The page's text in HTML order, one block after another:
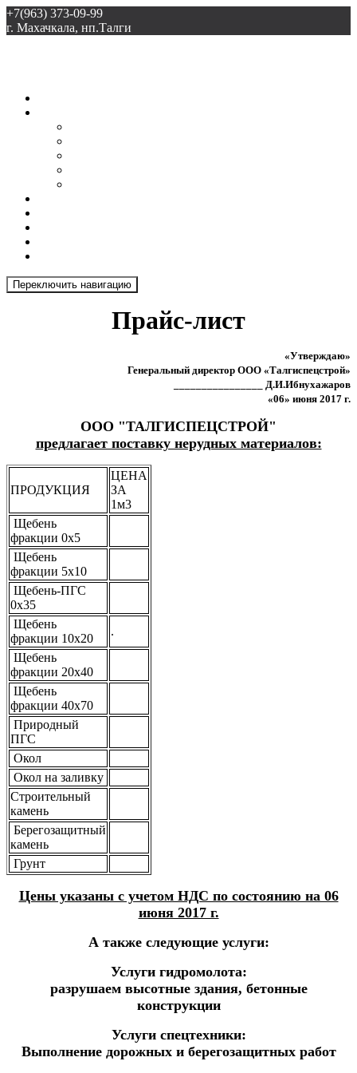
+7(963) 373-09-99
г. Махачкала, нп.Талги
Переключить навигацию
Прайс-лист
«Утверждаю»
Генеральный директор ООО «Талгиспецстрой»
________________ Д.И.Ибнухажаров
«06» июня 2017 г.
ООО "ТАЛГИСПЕЦСТРОЙ"
предлагает поставку нерудных материалов:
ПРОДУКЦИЯ
ЦЕНА
ЗА
1м3
Щебень
фракции 0х5
Щебень
фракции 5х10
Щебень-ПГС
0х35
Щебень
фракции 10х20
.
Щебень
фракции 20х40
Щебень
фракции 40х70
Природный
ПГС
Окол
Окол на заливку
Строительный
камень
Берегозащитный
камень
Грунт
Цены указаны с учетом НДС по состоянию на 06
июня 2017 г.
А также следующие услуги:
Услуги гидромолота:
разрушаем высотные здания, бетонные
конструкции
Услуги спецтехники:
Выполнение дорожных и берегозащитных работ